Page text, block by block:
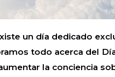
un día dedicado
todo acerca del
la conciencia